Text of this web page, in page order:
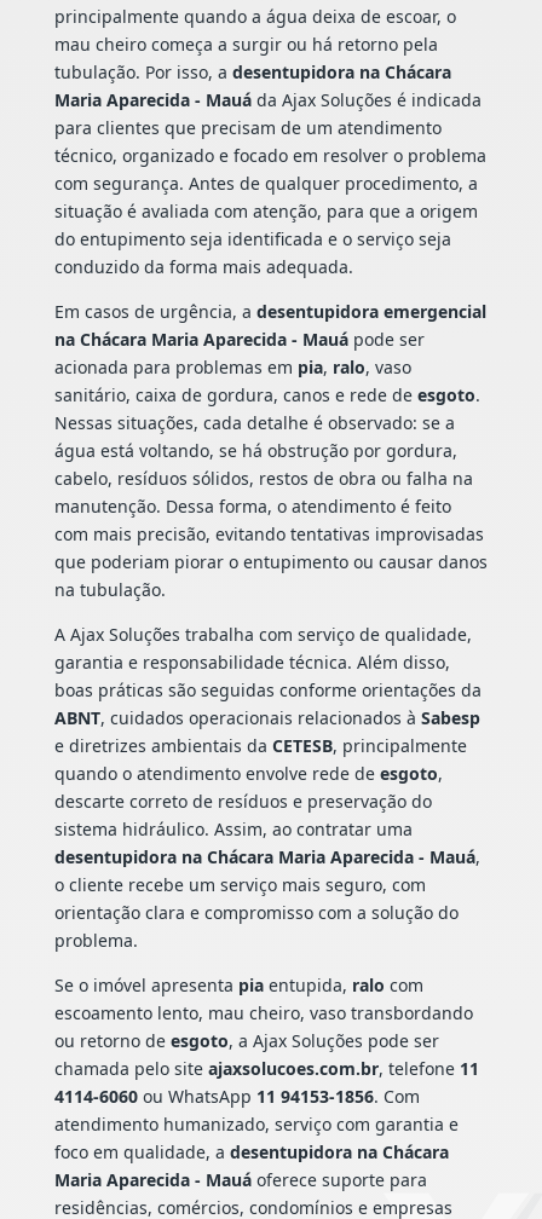
principalmente quando a água deixa de escoar, o
mau cheiro começa a surgir ou há retorno pela
tubulação. Por isso, a desentupidora na Chácara
Maria Aparecida - Mauáda Ajax Soluções é indicada
para clientes que precisam de um atendimento
técnico, organizado e focado em resolver o problema
com segurança. Antes de qualquer procedimento, a
situação é avaliada com atenção, para que a origem
do entupimento seja identificada e o serviço seja
conduzido da forma mais adequada.
Em casos de urgência, a desentupidora emergencial
na Chácara Maria Aparecida - Mauápode ser
acionada para problemas em pia, ralo, vaso
sanitário, caixa de gordura, canos e rede de esgoto.
Nessas situações, cada detalhe é observado: se a
água está voltando, se há obstrução por gordura,
cabelo, resíduos sólidos, restos de obra ou falha na
manutenção. Dessa forma, o atendimento é feito
com mais precisão, evitando tentativas improvisadas
que poderiam piorar o entupimento ou causar danos
na tubulação.
A Ajax Soluções trabalha com serviço de qualidade,
garantia e responsabilidade técnica. Além disso,
boas práticas são seguidas conforme orientações da
ABNT, cuidados operacionais relacionados à Sabesp
e diretrizes ambientais da CETESB, principalmente
quando o atendimento envolve rede de esgoto,
descarte correto de resíduos e preservação do
sistema hidráulico. Assim, ao contratar uma
desentupidora na Chácara Maria Aparecida - Mauá,
o cliente recebe um serviço mais seguro, com
orientação clara e compromisso com a solução do
problema.
Se o imóvel apresenta piaentupida, ralo com
escoamento lento, mau cheiro, vaso transbordando
ou retorno de esgoto, a Ajax Soluções pode ser
chamada pelo site ajaxsolucoes.com.br, telefone 11
4114-6060ou WhatsApp 11 94153-1856. Com
atendimento humanizado, serviço com garantia e
foco em qualidade, a desentupidora na Chácara
Maria Aparecida - Mauáoferece suporte para
residências, comércios, condomínios e empresas